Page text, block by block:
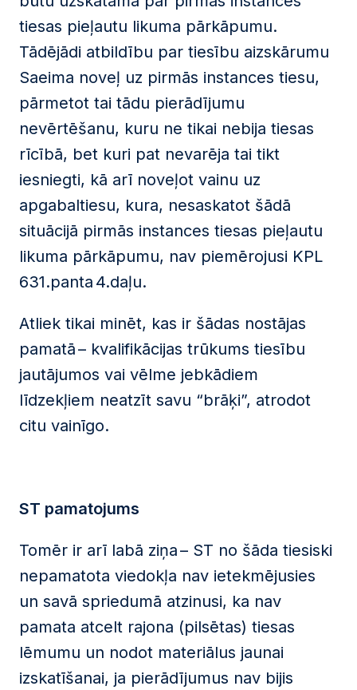
tiesas pieļautu likuma pārkāpumu.
Tādējādi atbildību par tiesību aizskārumu
Saeima noveļ uz pirmās instances tiesu,
pārmetot tai tādu pierādījumu
nevērtēšanu, kuru ne tikai nebija tiesas
rīcībā, bet kuri pat nevarēja tai tikt
iesniegti, kā arī noveļot vainu uz
apgabaltiesu, kura, nesaskatot šādā
situācijā pirmās instances tiesas pieļautu
likuma pārkāpumu, nav piemērojusi KPL
631.panta 4.daļu.
Atliek tikai minēt, kas ir šādas nostājas
pamatā – kvalifikācijas trūkums tiesību
jautājumos vai vēlme jebkādiem
līdzekļiem neatzīt savu “brāķi”, atrodot
citu vainīgo.
ST pamatojums
Tomēr ir arī labā ziņa – ST no šāda tiesiski
nepamatota viedokļa nav ietekmējusies
un savā spriedumā atzinusi, ka nav
pamata atcelt rajona (pilsētas) tiesas
lēmumu un nodot materiālus jaunai
izskatīšanai, ja pierādījumus nav bijis